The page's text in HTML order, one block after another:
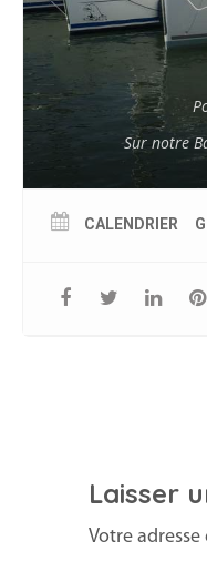
Sur notre
CALENDRIER
Laisser
Votre